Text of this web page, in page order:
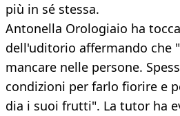
più in sé stessa.
Antonella Orologiaio ha
dell'uditorio affermando che
mancare nelle persone.
condizioni per farlo fiorire e
dia i suoi frutti". La tutor ha